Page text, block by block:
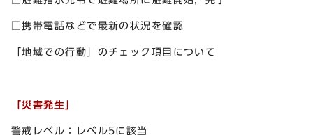
□携帯電話などで最新の状況を確認
「地域での行動」のチェック項目について
「災害発生」
警戒レベル：レベル5に該当